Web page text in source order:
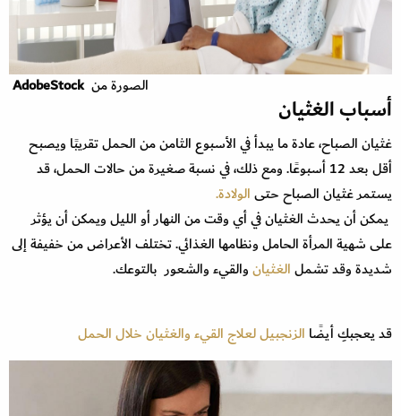
الصورة من AdobeStock
أسباب الغثيان
غثيان الصباح، عادة ما يبدأ في الأسبوع الثامن من الحمل تقريبًا ويصبح
أقل بعد 12 أسبوعًا. ومع ذلك، في نسبة صغيرة من حالات الحمل، قد
يستمر غثيان الصباح حتىالولادة.
يمكن أن يحدث الغثيان في أي وقت من النهار أو الليل ويمكن أن يؤثر
على شهية المرأة الحامل ونظامها الغذائي. تختلف الأعراض من خفيفة إلى
شديدة وقد تشملالغثيانوالقيء والشعور بالتوعك.
قد يعجبكِ أيضًا الزنجبيل لعلاج القيء والغثيان خلال الحمل